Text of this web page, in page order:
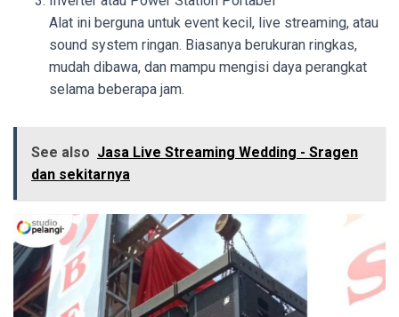
Alat ini berguna untuk event kecil, live streaming, atau
sound system ringan. Biasanya berukuran ringkas,
mudah dibawa, dan mampu mengisi daya perangkat
selama beberapa jam.
See also Jasa Live Streaming Wedding - Sragen
dan sekitarnya